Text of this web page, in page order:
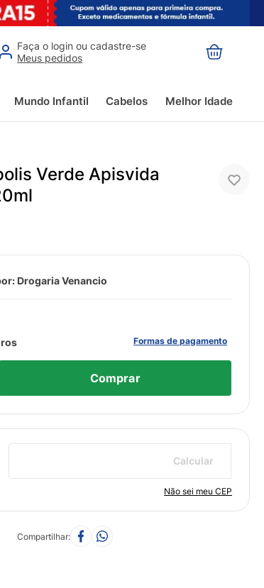
Faça o login ou cadastre-se
Meus pedidos
Mundo Infantil Cabelos Melhor Idade
Verde Apisvida
Drogaria Venancio
Formas de pagamento
Comprar
Não sei meu CEP
Calcular
Compartilhar